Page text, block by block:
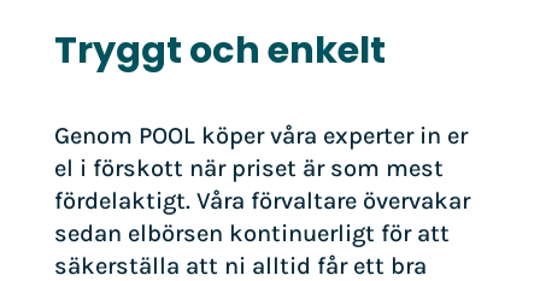
Tryggt och enkelt
Genom POOL köper våra experter in er
el i förskott när priset är som mest
fördelaktigt. Våra förvaltare övervakar
sedan elbörsen kontinuerligt för att
säkerställa att ni alltid får ett bra